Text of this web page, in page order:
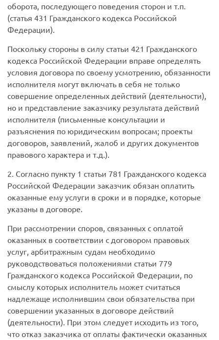
оборота, последующего поведения сторон и т.п.
(статья 431 Гражданского кодекса Российской
Федерации).
Поскольку стороны в силу статьи 421 Гражданского
кодекса Российской Федерации вправе определять
условия договора по своему усмотрению, обязанности
исполнителя могут включать в себя не только
совершение определенных действий (деятельности),
но и представление заказчику результата действий
исполнителя (письменные консультации и
разъяснения по юридическим вопросам; проекты
договоров, заявлений, жалоб и других документов
правового характера и т.д.).
2. Согласно пункту 1 статьи 781 Гражданского кодекса
Российской Федерации заказчик обязан оплатить
оказанные ему услуги в сроки и в порядке, которые
указаны в договоре.
При рассмотрении споров, связанных с оплатой
оказанных в соответствии с договором правовых
услуг, арбитражным судам необходимо
руководствоваться положениями статьи 779
Гражданского кодекса Российской Федерации, по
смыслу которых исполнитель может считаться
надлежаще исполнившим свои обязательства при
совершении указанных в договоре действий
(деятельности). При этом следует исходить из того,
что отказ заказчика от оплаты фактически оказанных